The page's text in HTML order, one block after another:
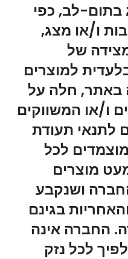
בתום-לב, כפי
ו/או מצג,
של
למוצרים
באתר, חלה על
ו/או המשווקים
לתנאי תעודת
לכל
מוצרים
ושנקבע
בגינם
החברה אינה
לכל נזק